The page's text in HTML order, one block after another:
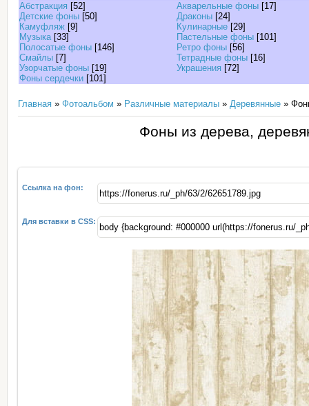
Абстракция [52] Акварельные фоны [17]
Детские фоны [50] Драконы [24]
Камуфляж [9] Кулинарные [29]
Музыка [33] Пастельные фоны [101]
Полосатые фоны [146] Ретро фоны [56]
Смайлы [7] Тетрадные фоны [16]
Узорчатые фоны [19] Украшения [72]
Фоны сердечки [101]
Главная » Фотоальбом » Различные материалы » Деревянные »
Фоны из дерева,
Ссылка на фон:
Для вставки в CSS: